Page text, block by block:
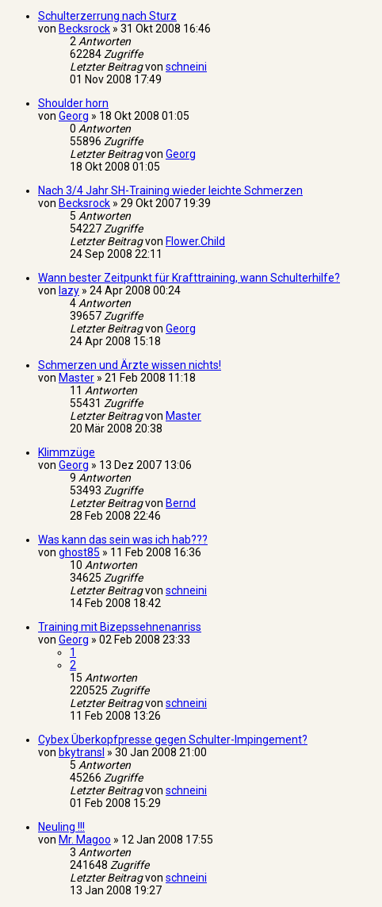
Schulterzerrung nach Sturz
von Becksrock » 31 Okt 2008 16:46
2Antworten
62284Zugriffe
Letzter Beitragvon schneini
01 Nov 2008 17:49
Shoulder horn
von Georg » 18 Okt 2008 01:05
0 Antworten
55896 Zugriffe
Letzter Beitragvon Georg
18 Okt 2008 01:05
Nach 3/4 Jahr SH-Training wieder leichte Schmerzen
von Becksrock » 29 Okt 2007 19:39
5 Antworten
54227Zugriffe
Letzter Beitragvon Flower.Child
24 Sep 2008 22:11
Wann bester Zeitpunkt für Krafttraining, wann Schulterhilfe?
von lazy » 24 Apr 2008 00:24
4Antworten
39657Zugriffe
Letzter Beitragvon Georg
24 Apr 2008 15:18
Schmerzen und Ärzte wissen nichts!
von Master » 21 Feb 2008 11:18
11 Antworten
55431 Zugriffe
Letzter Beitragvon Master
20 Mär 2008 20:38
Klimmzüge
von Georg » 13 Dez 2007 13:06
9 Antworten
53493 Zugriffe
Letzter Beitragvon Bernd
28 Feb 2008 22:46
Was kann das sein was ich hab???
von ghost85 » 11 Feb 2008 16:36
10 Antworten
34625 Zugriffe
Letzter Beitragvon schneini
14 Feb 2008 18:42
Training mit Bizepssehnenanriss
von Georg » 02 Feb 2008 23:33
1
2
15 Antworten
220525 Zugriffe
Letzter Beitragvon schneini
11 Feb 2008 13:26
Cybex Überkopfpresse gegen Schulter-Impingement?
von bkytransl » 30 Jan 2008 21:00
5 Antworten
45266 Zugriffe
Letzter Beitragvon schneini
01 Feb 2008 15:29
Neuling !!!
von Mr. Magoo » 12 Jan 2008 17:55
3 Antworten
241648 Zugriffe
Letzter Beitragvon schneini
13 Jan 2008 19:27